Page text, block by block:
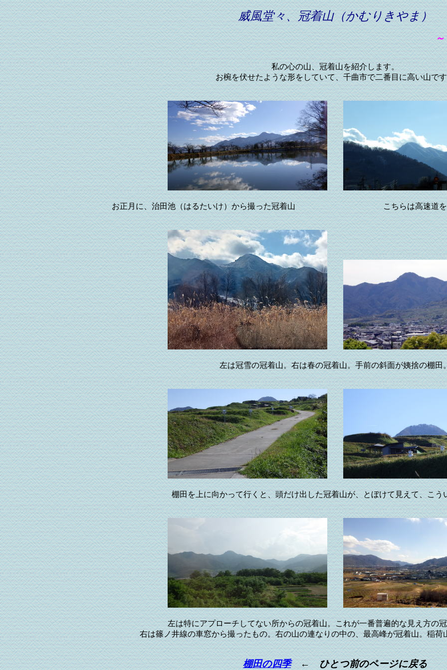
威風堂々、冠着山（かむりきやま）
私の心の山、冠着山を紹介します。
お椀を伏せたような形をしていて、千曲市で二番目に高い山で
お正月に、治田池（はるたいけ）から撮った冠着山 こちらは高速道を走る
左は冠雪の冠着山。右は春の冠着山。手前の斜面が姨捨の棚田
棚田を上に向かって行くと、頭だけ出した冠着山が、とぼけて見えて、こう
左は特にアプローチしてない所からの冠着山。これが一番普遍的な見え方の
右は篠ノ井線の車窓から撮ったもの。右の山の連なりの中の、最高峰が冠着山。稲荷
棚田の四季← ひとつ前のページに戻る